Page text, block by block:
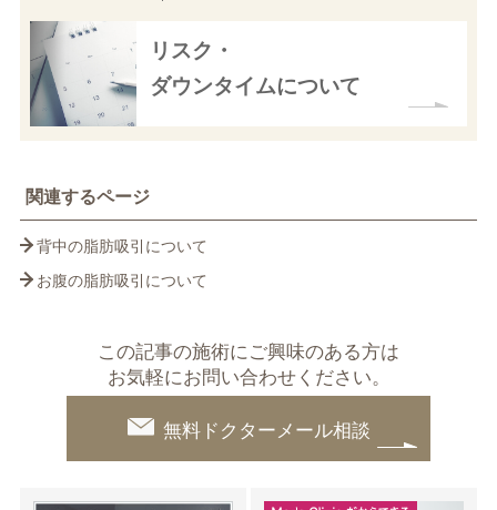
リスク・
ダウンタイムについて
関連するページ
背中の脂肪吸引について
お腹の脂肪吸引について
この記事の施術にご興味のある方は
お気軽にお問い合わせください。
無料ドクターメール相談